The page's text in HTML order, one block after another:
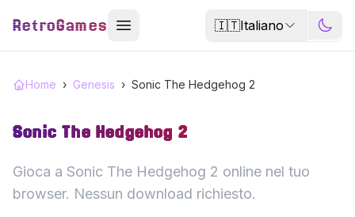
RetroGames 🇮🇹Italiano
Home › Genesis › Sonic The Hedgehog 2
Sonic The Hedgehog 2
Gioca a Sonic The Hedgehog 2 online nel tuo
browser. Nessun download richiesto.